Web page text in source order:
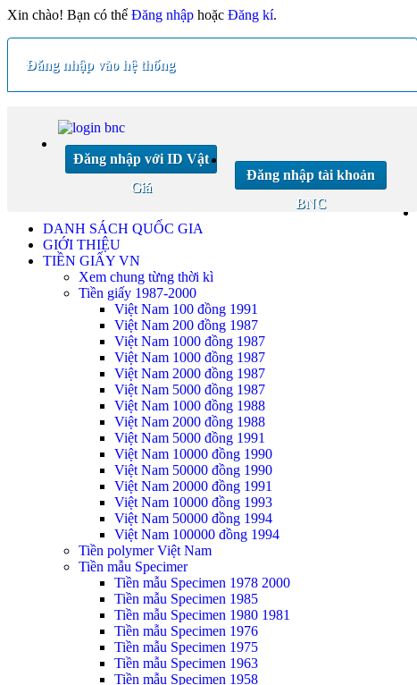
Xin chào! Bạn có thể Đăng nhập hoặc Đăng kí.
Đăng nhập vào hệ thống
Đăng nhập với ID Vật
Giá
Đăng nhập tài khoản
BNC
DANH SÁCH QUỐC GIA
GIỚI THIỆU
TIỀN GIẤY VN
Xem chung từng thời kì
Tiền giấy 1987-2000
Việt Nam 100 đồng 1991
Việt Nam 200 đồng 1987
Việt Nam 1000 đồng 1987
Việt Nam 1000 đồng 1987
Việt Nam 2000 đồng 1987
Việt Nam 5000 đồng 1987
Việt Nam 1000 đồng 1988
Việt Nam 2000 đồng 1988
Việt Nam 5000 đồng 1991
Việt Nam 10000 đồng 1990
Việt Nam 50000 đồng 1990
Việt Nam 20000 đồng 1991
Việt Nam 10000 đồng 1993
Việt Nam 50000 đồng 1994
Việt Nam 100000 đồng 1994
Tiền polymer Việt Nam
Tiền mẫu Specimer
Tiền mẫu Specimen 1978 2000
Tiền mẫu Specimen 1985
Tiền mẫu Specimen 1980 1981
Tiền mẫu Specimen 1976
Tiền mẫu Specimen 1975
Tiền mẫu Specimen 1963
Tiền mẫu Specimen 1958